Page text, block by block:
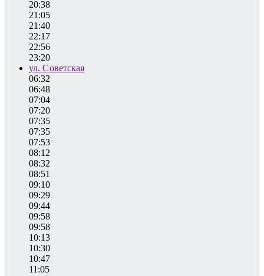
20:38
21:05
21:40
22:17
22:56
23:20
ул. Советская
06:32
06:48
07:04
07:20
07:35
07:35
07:53
08:12
08:32
08:51
09:10
09:29
09:44
09:58
09:58
10:13
10:30
10:47
11:05